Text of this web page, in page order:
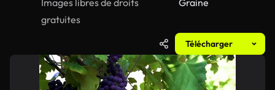
Images libres de droits
gratuites
Graine
Télécharger